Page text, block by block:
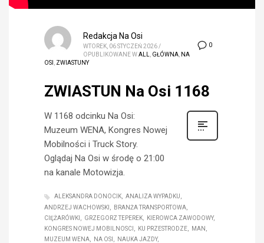
0
Redakcja Na Osi
WTOREK, 06 STYCZEŃ 2026/
OPUBLIKOWANE WALL, GŁÓWNA, NA
OSI , ZWIASTUNY
ZWIASTUN Na Osi 1168
W 1168 odcinku Na Osi:
Muzeum WENA, Kongres Nowej
Mobilności i Truck Story.
Oglądaj Na Osi w środę o 21:00
na kanale Motowizja.
ALEKSANDRA DONOCIK
ANALIZA WYPADKU
ANDRZEJ WACHOWSKI
BRANŻA TRANSPORTOWA
CIĘŻARÓWKI
GRZEGORZ TEPEREK
KIEROWCA ZAWODOWY
KONGRES NOWEJ MOBILNOSCI
KU PRZESTRODZE
MAN
MUZEUM WENA
NA OSI
NAUKA JAZDY